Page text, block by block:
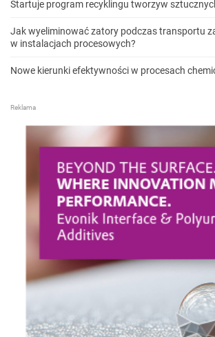
Startuje program recyklingu tworzyw
Jak wyeliminować zatory podczas transportu
w instalacjach procesowych?
Nowe kierunki efektywności w procesach